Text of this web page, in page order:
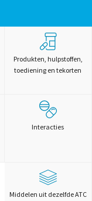
Produkten, hulpstoffen,
toediening en tekorten
Interacties
Middelen uit dezelfde ATC